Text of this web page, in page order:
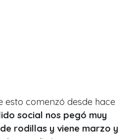
esto comenzó desde hace
social nos pegó muy
rodillas y viene marzo y